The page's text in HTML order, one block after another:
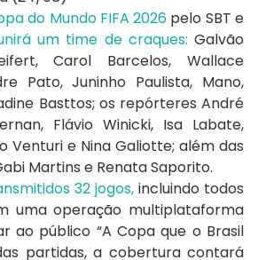
do Mundo FIFA 2026 pelo SBT e
um time de craques: Galvão
Carol Barcelos, Wallace
Pato, Juninho Paulista, Mano,
Basttos; os repórteres André
Flávio Winicki, Isa Labate,
Venturi e Nina Galiotte; além das
Martins e Renata Saporito.
32 jogos, incluindo todos
uma operação multiplataforma
ao público “A Copa que o Brasil
partidas, a cobertura contará